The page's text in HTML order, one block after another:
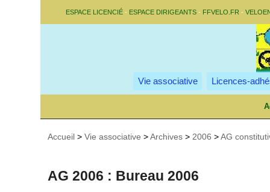
ESPACE LICENCIÉ - ESPACE DIRIGEANTS - FFVELO.FR -
Vie associative Licences-
Accueil >Vie associative >Archives > 2006 >AG
AG 2006 : Bureau 2006